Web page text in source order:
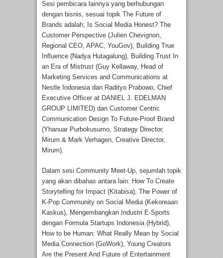
Sesi pembicara lainnya yang berhubungan
dengan bisnis, sesuai topik The Future of
Brands adalah; Is Social Media Honest? The
Customer Perspective (Julien Chevignon,
Regional CEO, APAC, YouGov), Building True
Influence (Nadya Hutagalung), Building Trust In
an Era of Mistrust (Guy Kellaway, Head of
Marketing Services and Communications at
Nestle Indonesia dan Radityo Prabowo, Chief
Executive Officer at DANIEL J. EDELMAN
GROUP LIMITED) dan Customer Centric
Communication Design To Future-Proof Brand
(Yhanuar Purbokusumo, Strategy Director,
Mirum & Mark Verhagen, Creative Director,
Mirum).
Dalam sesi Community Meet-Up, sejumlah topik
yang akan dibahas antara lain: How To Create
Storytelling for Impact (Kitabisa), The Power of
K-Pop Community on Social Media (Kekoreaan
Kaskus), Mengembangkan Industri E-Sports
dengan Formula Startups Indonesia (Hybrid),
How to be Human: What Really Mean by Social
Media Connection (GoWork), Young Creators
Are the Present And Future of Entertainment